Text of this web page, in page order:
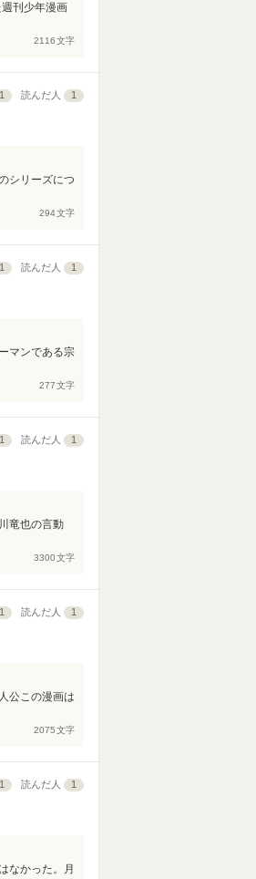
刊少年漫画
2116文字
1 読んだ人 1
シリーズにつ
294文字
1 読んだ人 1
マンである宗
277文字
1 読んだ人 1
竜也の言動
3300文字
1 読んだ人 1
公この漫画は
2075文字
1 読んだ人 1
なかった。月